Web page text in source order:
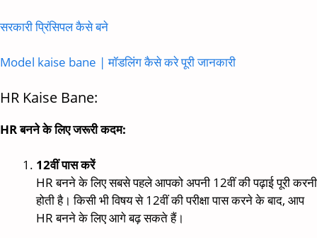
सरकारी प्रिंसिपल कैसे बने
Model kaise bane | मॉडलिंग कैसे करे पूरी जानकारी
HR Kaise Bane:
HR बनने के लिए जरूरी कदम:
12वीं पास करें
HR बनने के लिए सबसे पहले आपको अपनी 12वीं की पढ़ाई पूरी करनी
होती है। किसी भी विषय से 12वीं की परीक्षा पास करने के बाद, आप
HR बनने के लिए आगे बढ़ सकते हैं।